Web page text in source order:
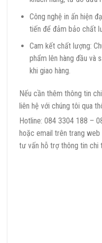
Công nghệ in ấn hiện
tiến để đảm bảo chất
Cam kết chất lượng:
phẩm lên hàng đầu và
khi giao hàng.
Nếu cần thêm thông tin
liên hệ với chúng tôi qua
Hotline: 084 3304 188 –
hoặc email trên trang web
tư vấn hỗ trợ thông tin chi